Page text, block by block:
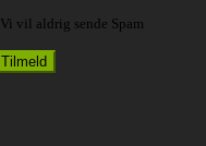
vil aldrig sende Spam